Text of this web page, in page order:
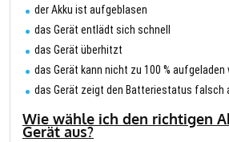
der Akku ist aufgeblasen
das Gerät entlädt sich schnell
das Gerät überhitzt
das Gerät kann nicht zu 100 % aufgeladen
das Gerät zeigt den Batteriestatus falsch
Wie wähle ich den richtigen
Gerät aus?